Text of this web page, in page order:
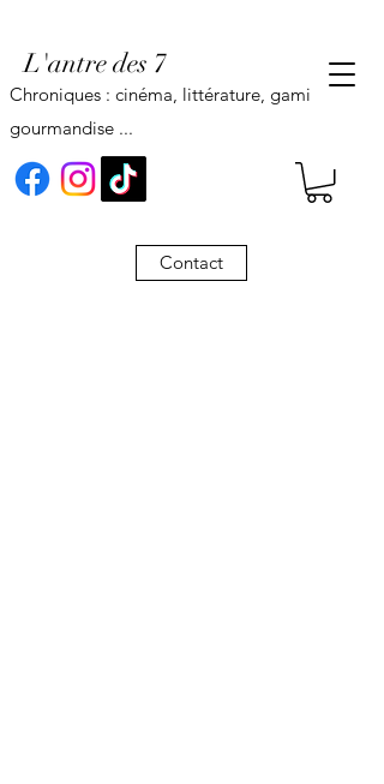
L'antre des 7
Contact
Chroniques : cinéma, littérature, gaming,
gourmandise ...